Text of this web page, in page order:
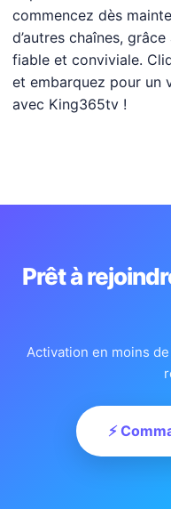
commencez dès
d’autres chaînes,
fiable et conviviale.
et embarquez pour un
avec King365tv !
Prêt à
Activation en moins
⚡